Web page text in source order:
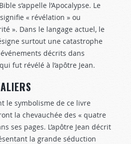
s’appelle l’Apocalypse. Le
« révélation » ou
». Dans le langage actuel, le
surtout une catastrophe
décrits dans
fut révélé à l’apôtre Jean.
le symbolisme de ce livre
la chevauchée des « quatre
ses pages. L’apôtre Jean décrit
la grande séduction